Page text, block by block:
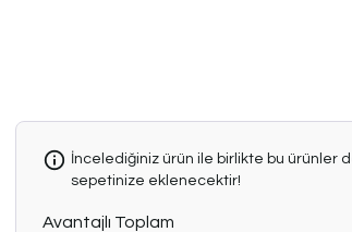
İncelediğiniz ürün ile birlikte bu ürünler
sepetinize eklenecektir!
Avantajlı Toplam